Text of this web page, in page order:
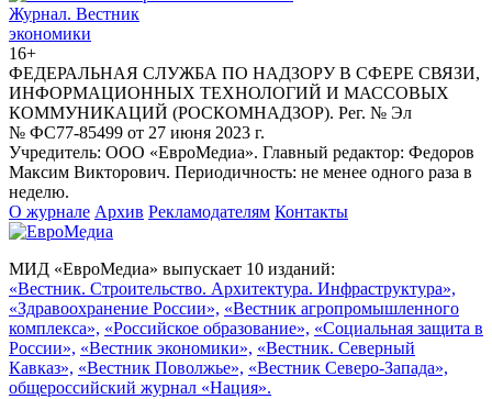
Журнал. Вестник
экономики
16+
ФЕДЕРАЛЬНАЯ СЛУЖБА ПО НАДЗОРУ В СФЕРЕ СВЯЗИ,
ИНФОРМАЦИОННЫХ ТЕХНОЛОГИЙ И МАССОВЫХ
КОММУНИКАЦИЙ (РОСКОМНАДЗОР). Рег. № Эл
№ ФС77-85499 от 27 июня 2023 г.
Учредитель: ООО «ЕвроМедиа». Главный редактор: Федоров
Максим Викторович. Периодичность: не менее одного раза в
неделю.
О журнале Архив Рекламодателям Контакты
МИД «ЕвроМедиа» выпускает 10 изданий:
«Вестник. Строительство. Архитектура. Инфраструктура»,
«Здравоохранение России», «Вестник агропромышленного
комплекса», «Российское образование», «Социальная защита в
России», «Вестник экономики», «Вестник. Северный
Кавказ», «Вестник Поволжье», «Вестник Северо-Запада»,
общероссийский журнал «Нация».